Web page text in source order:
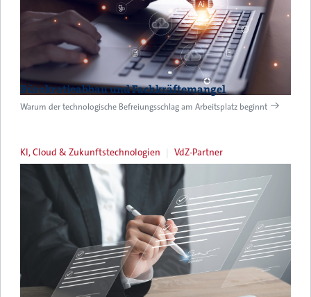
Bürokratieabbau und Fachkräftemangel
Warum der technologische Befreiungsschlag am Arbeitsplatz beginnt
KI, Cloud & Zukunftstechnologien VdZ-Partner